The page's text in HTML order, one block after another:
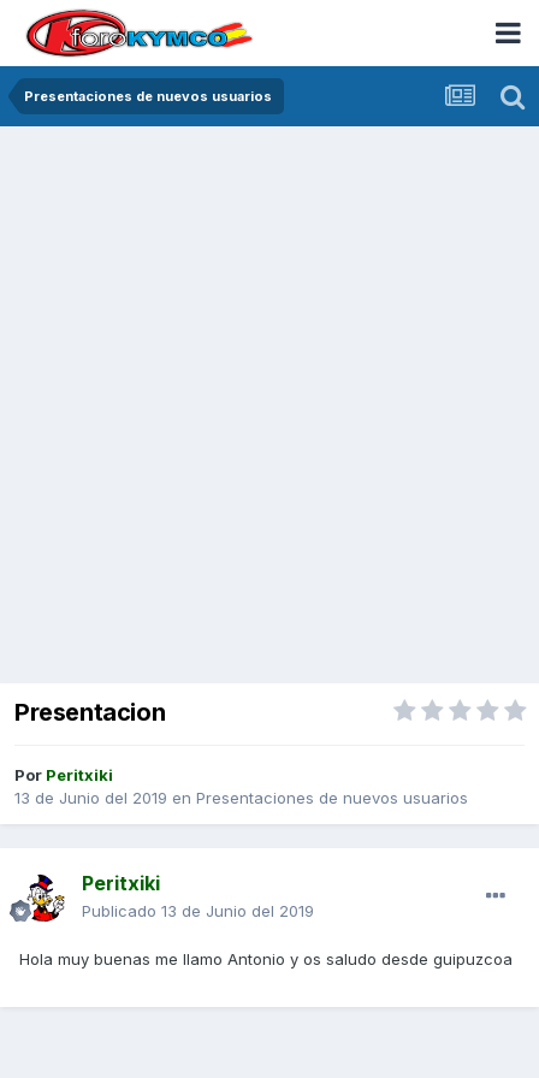
Presentaciones de nuevos usuarios
Presentacion
Por Peritxiki
13 de Junio del 2019 en Presentaciones de nuevos usuarios
Peritxiki
Publicado 13 de Junio del 2019
Hola muy buenas me llamo Antonio y os saludo desde guipuzcoa